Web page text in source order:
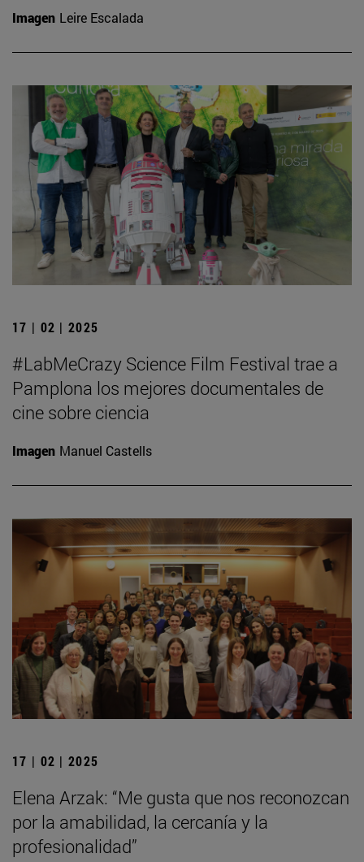
Imagen Leire Escalada
17 | 02 | 2025
#LabMeCrazy Science Film Festival trae a
Pamplona los mejores documentales de
cine sobre ciencia
Imagen Manuel Castells
17 | 02 | 2025
Elena Arzak: “Me gusta que nos reconozcan
por la amabilidad, la cercanía y la
profesionalidad”